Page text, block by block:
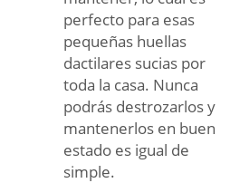
perfecto para esas
pequeñas huellas
dactilares sucias por
toda la casa. Nunca
podrás destrozarlos y
mantenerlos en buen
estado es igual de
simple.